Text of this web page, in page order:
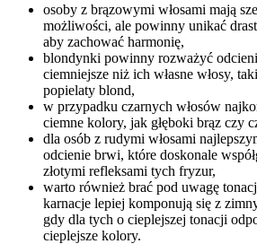
osoby z brązowymi włosami mają
możliwości, ale powinny unikać
aby zachować harmonię,
blondynki powinny rozważyć
ciemniejsze niż ich własne włosy,
popielaty blond,
w przypadku czarnych włosów
ciemne kolory, jak głęboki brąz czy
dla osób z rudymi włosami
odcienie brwi, które doskonale
złotymi refleksami tych fryzur,
warto również brać pod uwagę
karnacje lepiej komponują się z
gdy dla tych o cieplejszej tonacji
cieplejsze kolory.